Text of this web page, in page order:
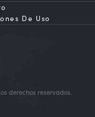
De Uso
derechos reservados.